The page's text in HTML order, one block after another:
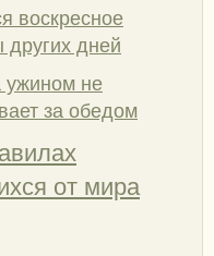
воскресное
дней
ужином не
за обедом
от мира